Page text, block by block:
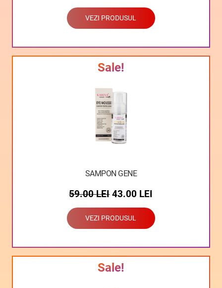
VEZI PRODUSUL
Sale!
SAMPON GENE
59.00LEI 43.00 LEI
VEZI PRODUSUL
Sale!